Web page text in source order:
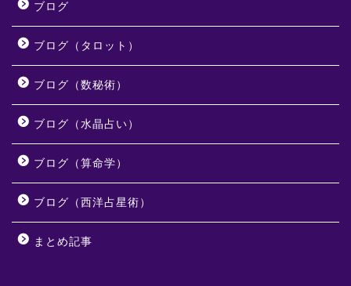
ブログ
ブログ（タロット）
ブログ（数秘術）
ブログ（水晶占い）
ブログ（算命学）
ブログ（西洋占星術）
まとめ記事